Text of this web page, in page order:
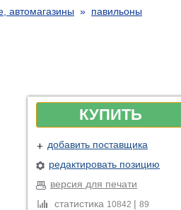
автомагазины » павильоны
КУПИТЬ
добавить поставщика
редактировать позицию
версия для печати
статистика 10842 | 89